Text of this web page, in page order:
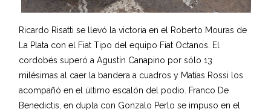
Ricardo Risatti se llevó la victoria en el Roberto Mouras de
La Plata con el Fiat Tipo del equipo Fiat Octanos. El
cordobés superó a Agustín Canapino por sólo 13
milésimas al caer la bandera a cuadros y Matías Rossi los
acompañó en el último escalón del podio. Franco De
Benedictis, en dupla con Gonzalo Perlo se impuso en el